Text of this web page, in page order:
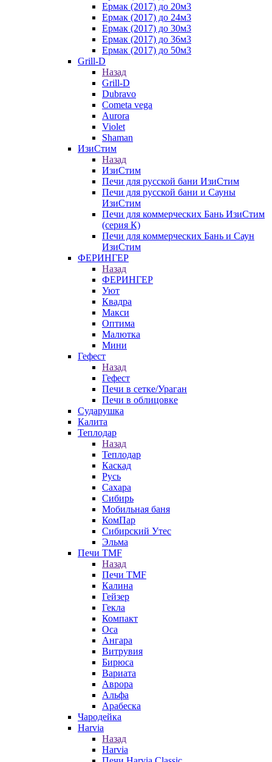
Ермак (2017) до 20м3
Ермак (2017) до 24м3
Ермак (2017) до 30м3
Ермак (2017) до 36м3
Ермак (2017) до 50м3
Grill-D
Назад
Grill-D
Dubravo
Cometa vega
Aurora
Violet
Shaman
ИзиСтим
Назад
ИзиСтим
Печи для русской бани ИзиСтим
Печи для русской бани и Сауны
ИзиСтим
Печи для коммерческих Бань ИзиСтим
(серия К)
Печи для коммерческих Бань и Саун
ИзиСтим
ФЕРИНГЕР
Назад
ФЕРИНГЕР
Уют
Квадра
Макси
Оптима
Малютка
Мини
Гефест
Назад
Гефест
Печи в сетке/Ураган
Печи в облицовке
Сударушка
Калита
Теплодар
Назад
Теплодар
Каскад
Русь
Сахара
Сибирь
Мобильная баня
КомПар
Сибирский Утес
Эльма
Печи TMF
Назад
Печи TMF
Калина
Гейзер
Гекла
Компакт
Оса
Ангара
Витрувия
Бирюса
Вариата
Аврора
Альфа
Арабеска
Чародейка
Harvia
Назад
Harvia